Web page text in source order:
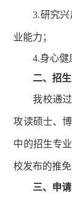
3.研究
业能力；
4.身心健
二、招
我校通
攻读硕士、
中的招生专
校发布的推
三、申